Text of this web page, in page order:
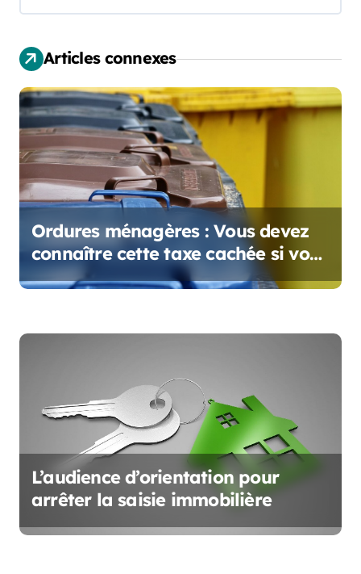
t
i
o
n
d
e
l
’
a
t
l
Articles connexes
Ordures ménagères : Vous devez
connaître cette taxe cachée si vous
louez un logement
L’audience d’orientation pour
arrêter la saisie immobilière